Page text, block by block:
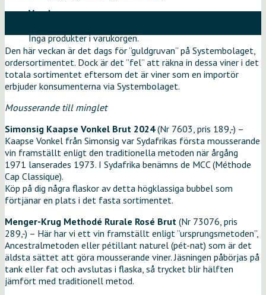
Varukorg
Inga produkter i varukorgen.
Den här veckan är det dags för ”guldgruvan” på Systembolaget,
ordersortimentet. Dock är det ”fel” att räkna in dessa viner i det
totala sortimentet eftersom det är viner som en importör
erbjuder konsumenterna via Systembolaget.
Mousserande till minglet
Simonsig Kaapse Vonkel Brut 2024(Nr 7603, pris 189,-) –
Kaapse Vonkel från Simonsig var Sydafrikas första mousserande
vin framställt enligt den traditionella metoden när årgång
1971 lanserades 1973. I Sydafrika benämns de MCC (Méthode
Cap Classique).
Köp på dig några flaskor av detta högklassiga bubbel som
förtjänar en plats i det fasta sortimentet.
Menger-Krug Methodé Rurale Rosé Brut (Nr 73076, pris
289,-) – Här har vi ett vin framställt enligt ”ursprungsmetoden”,
Ancestralmetoden eller pétillant naturel (pét-nat) som är det
äldsta sättet att göra mousserande viner. Jäsningen påbörjas på
tank eller fat och avslutas i flaska, så trycket blir hälften
jämfört med traditionell metod.